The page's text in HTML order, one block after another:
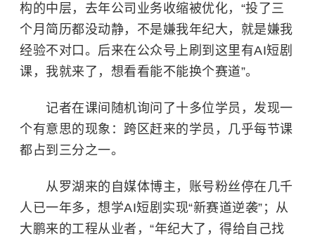
构的中层，去年公司业务收缩被优化，“投了三
个月简历都没动静，不是嫌我年纪大，就是嫌我
经验不对口。后来在公众号上刷到这里有AI短剧
课，我就来了，想看看能不能换个赛道”。
记者在课间随机询问了十多位学员，发现一
个有意思的现象：跨区赶来的学员，几乎每节课
都占到三分之一。
从罗湖来的自媒体博主，账号粉丝停在几千
人已一年多，想学AI短剧实现“新赛道逆袭”；从
大鹏来的工程从业者，“年纪大了，得给自己找